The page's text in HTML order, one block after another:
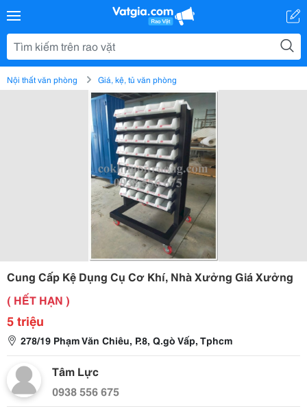
Nội thất văn phòng Giá, kệ, tủ văn phòng
Cung Cấp Kệ Dụng Cụ Cơ Khí, Nhà Xưởng Giá Xưởng
( HẾT HẠN )
5 triệu
278/19 Phạm Văn Chiêu, P.8, Q.gò Vấp, Tphcm
Tâm Lực
0938 556 675